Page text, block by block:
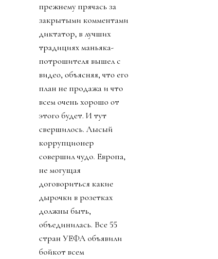
прежнему прячась за
закрытыми комментами
диктатор, в лучших
традициях маньяка-
потрошителя вышел с
видео, объясняя, что его
план не продажа и что
всем очень хорошо от
этого будет. И тут
свершилось. Лысый
коррупционер
совершил чудо. Европа,
не могущая
договориться какие
дырочки в розетках
должны быть,
объединилась. Все 55
стран УЕФА объявили
бойкот всем